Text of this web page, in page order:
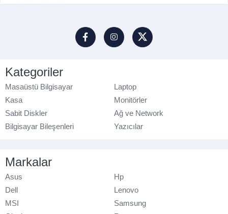
Kategoriler
Masaüstü Bilgisayar
Laptop
Kasa
Monitörler
Sabit Diskler
Ağ ve Network
Bilgisayar Bileşenleri
Yazıcılar
Markalar
Asus
Hp
Dell
Lenovo
MSI
Samsung